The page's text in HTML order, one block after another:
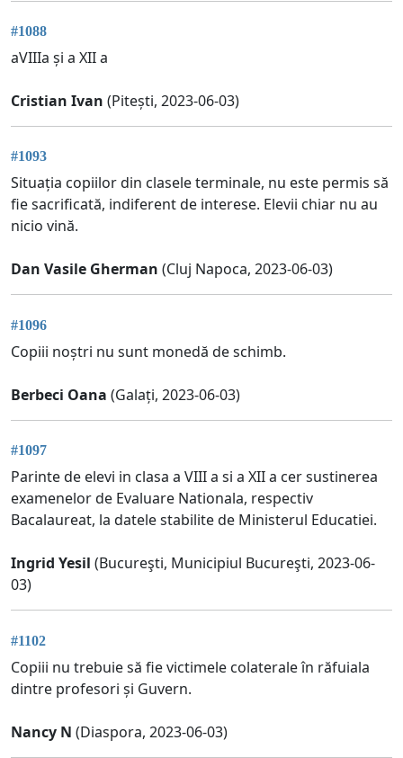
#1088
aVIIIa și a XII a
Cristian Ivan (Pitești, 2023-06-03)
#1093
Situația copiilor din clasele terminale, nu este permis să
fie sacrificată, indiferent de interese. Elevii chiar nu au
nicio vină.
Dan Vasile Gherman (Cluj Napoca, 2023-06-03)
#1096
Copiii noștri nu sunt monedă de schimb.
Berbeci Oana (Galați, 2023-06-03)
#1097
Parinte de elevi in clasa a VIII a si a XII a cer sustinerea
examenelor de Evaluare Nationala, respectiv
Bacalaureat, la datele stabilite de Ministerul Educatiei.
Ingrid Yesil (Bucureşti, Municipiul Bucureşti, 2023-06-
03)
#1102
Copiii nu trebuie să fie victimele colaterale în răfuiala
dintre profesori și Guvern.
Nancy N (Diaspora, 2023-06-03)